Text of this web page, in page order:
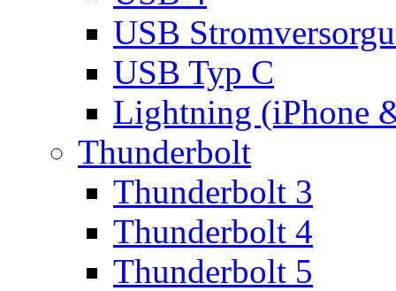
USB
USB Typ C
Lightning (iPhone
Thunderbolt
Thunderbolt 3
Thunderbolt 4
Thunderbolt 5